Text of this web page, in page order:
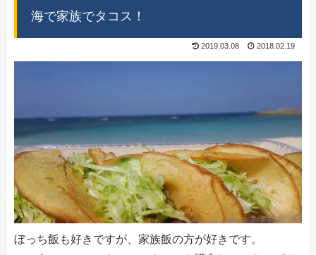
海で家族でタコス！
2019.03.08 2018.02.19
ぼっち飯も好きですが、家族飯の方が好きです。